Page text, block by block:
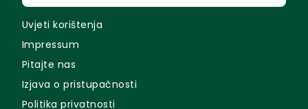
Uvjeti korištenja
Impressum
Pitajte nas
Izjava o pristupačnosti
Politika privatnosti